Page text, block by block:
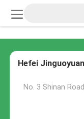
Hefei
No. 3 Shinan